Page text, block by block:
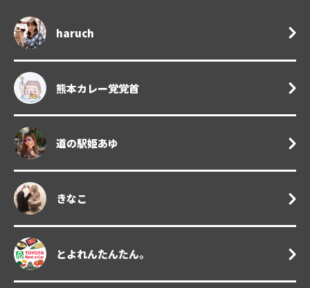
haruch
熊本カレー党党首
道の駅姫あゆ
きなこ
とよれんたんたん。